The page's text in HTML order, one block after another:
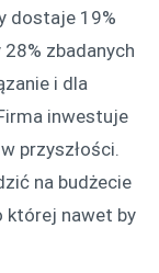
dostaje 19%
zbadanych
i dla
inwestuje
przyszłości.
na budżecie
której nawet by